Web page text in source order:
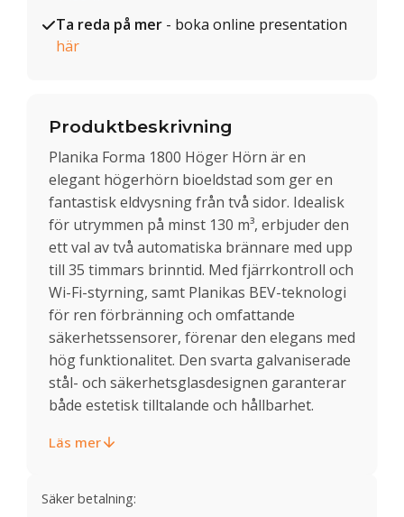
Ta reda på mer - boka online presentation
här
Produktbeskrivning
Planika Forma 1800 Höger Hörn är en
elegant högerhörn bioeldstad som ger en
fantastisk eldvysning från två sidor. Idealisk
för utrymmen på minst 130 m³, erbjuder den
ett val av två automatiska brännare med upp
till 35 timmars brinntid. Med fjärrkontroll och
Wi-Fi-styrning, samt Planikas BEV-teknologi
för ren förbränning och omfattande
säkerhetssensorer, förenar den elegans med
hög funktionalitet. Den svarta galvaniserade
stål- och säkerhetsglasdesignen garanterar
både estetisk tilltalande och hållbarhet.
Läs mer
Säker betalning: